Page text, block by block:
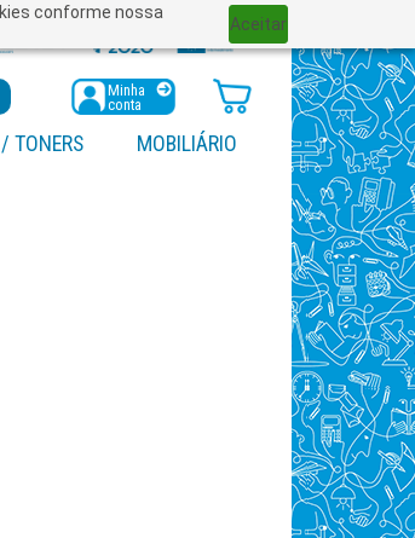
conforme nossa
Aceitar
Minha
conta
TONERS MOBILIÁRIO